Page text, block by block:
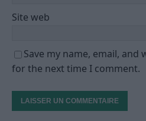
Site web
Save my name, email,
for the next time I comment.